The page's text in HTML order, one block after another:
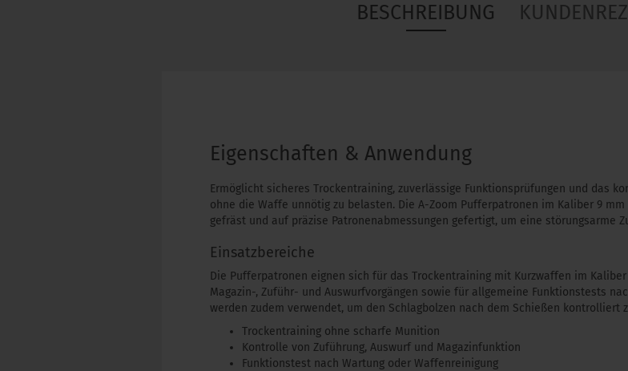
BESCHREIBUNG
Eigenschaften & Anwendung
Ermöglicht sicheres Trockentraining, zuverlässige Funktionsprüfungen und das
ohne die Waffe unnötig zu belasten. Die A-Zoom Pufferpatronen im Kaliber 9
gefräst und auf präzise Patronenabmessungen gefertigt, um eine störungsarme
Einsatzbereiche
Die Pufferpatronen eignen sich für das Trockentraining mit Kurzwaffen im
Magazin-, Zuführ- und Auswurfvorgängen sowie für allgemeine Funktionstests
werden zudem verwendet, um den Schlagbolzen nach dem Schießen kontrolliert
Trockentraining ohne scharfe Munition
Kontrolle von Zuführung, Auswurf und Magazinfunktion
Funktionstest nach Wartung oder Waffenreinigung